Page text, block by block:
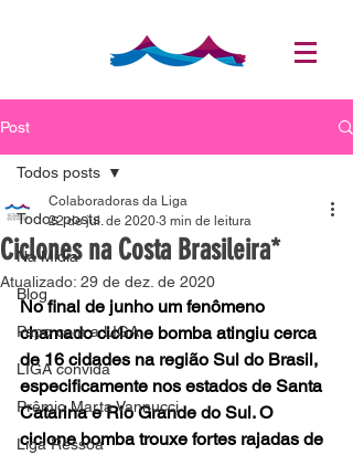
Post
Todos posts
Na Mídia
Blog
Papo com a LIGA
LIGA convida
Prêmio Marta Vannucci
Liga Ressoa
Todos posts
Ciclones na Costa Brasileira*
Colaboradoras da Liga
22 de jul. de 2020 3 min de leitura
Atualizado: 29 de dez. de 2020
No final de junho um fenômeno
chamado ciclone bomba atingiu cerca
de 16 cidades na região Sul do Brasil,
especificamente nos estados de Santa
Catarina e Rio Grande do Sul. O
ciclone bomba trouxe fortes rajadas de